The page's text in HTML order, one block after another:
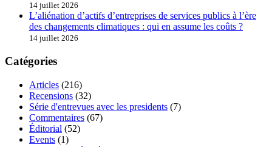
14 juillet 2026
L’aliénation d’actifs d’entreprises de services publics à l’ère
des changements climatiques : qui en assume les coûts ?
14 juillet 2026
Catégories
Articles (216)
Recensions (32)
Série d'entrevues avec les presidents (7)
Commentaires (67)
Éditorial (52)
Events (1)